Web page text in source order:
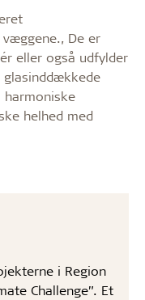
i Region
Challenge”. Et
De er
eller også udfylder
harmoniske
helhed med